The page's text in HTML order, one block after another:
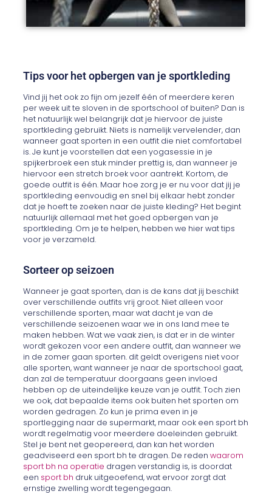
Tips voor het opbergen van je sportkleding
Vind jij het ook zo fijn om jezelf één of meerdere keren
per week uit te sloven in de sportschool of buiten? Dan is
het natuurlijk wel belangrijk dat je hiervoor de juiste
sportkleding gebruikt. Niets is namelijk vervelender, dan
wanneer gaat sporten in een outfit die niet comfortabel
is. Je kunt je voorstellen dat een yogasessie in je
spijkerbroek een stuk minder prettig is, dan wanneer je
hiervoor een stretch broek voor aantrekt. Kortom, de
goede outfit is één. Maar hoe zorg je er nu voor dat jij je
sportkleding eenvoudig en snel bij elkaar hebt zonder
dat je hoeft te zoeken naar de juiste kleding? Het begint
natuurlijk allemaal met het goed opbergen van je
sportkleding. Om je te helpen, hebben we hier wat tips
voor je verzameld.
Sorteer op seizoen
Wanneer je gaat sporten, dan is de kans dat jij beschikt
over verschillende outfits vrij groot. Niet alleen voor
verschillende sporten, maar wat dacht je van de
verschillende seizoenen waar we in ons land mee te
maken hebben. Wat we vaak zien, is dat er in de winter
wordt gekozen voor een andere outfit, dan wanneer we
in de zomer gaan sporten. dit geldt overigens niet voor
alle sporten, want wanneer je naar de sportschool gaat,
dan zal de temperatuur doorgaans geen invloed
hebben op de uiteindelijke keuze van je outfit. Toch zien
we ook, dat bepaalde items ook buiten het sporten om
worden gedragen. Zo kun je prima even in je
sportlegging naar de supermarkt, maar ook een sport bh
wordt regelmatig voor meerdere doeleinden gebruikt.
Stel je bent net geopereerd, dan kan het worden
geadviseerd een sport bh te dragen. De redenwaarom
sport bh na operatie dragen verstandig is, is doordat
een sport bh druk uitgeoefend, wat ervoor zorgt dat
ernstige zwelling wordt tegengegaan.